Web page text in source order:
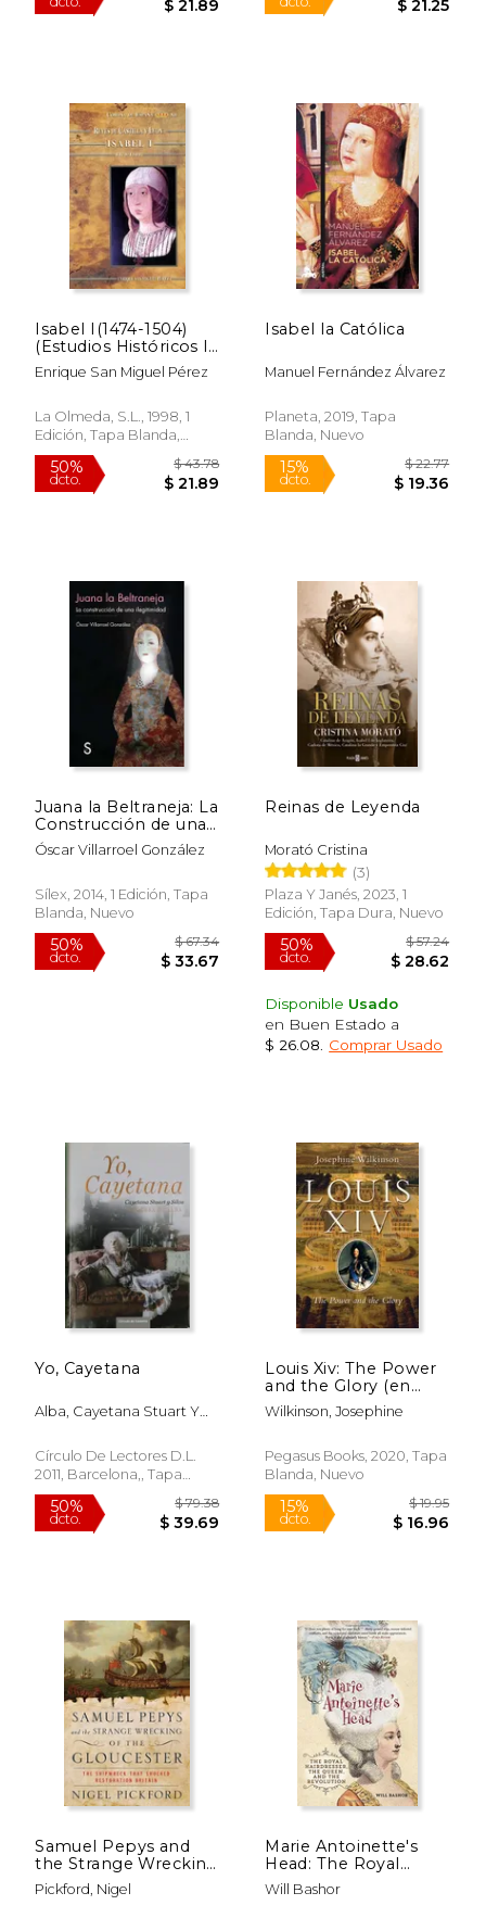
50%
dcto.
50%
dcto.
50% $ 43.78 15%
dcto.
Isabel I(1474-1504)
(Estudios Históricos la
Olmeda)
Enrique San Miguel Pérez
La Olmeda, S.L., 1998, 1
Edición, Tapa Blanda,
Nuevo
50%
$ 21.89
Isabel la Católica
Manuel Fernández Álvarez
Planeta, 2019, Tapa
Blanda, Nuevo
15%
Juana la Beltraneja: La
Construcción de una
Ilegitimidad
Óscar Villarroel González
Sílex, 2014, 1 Edición, Tapa
Blanda, Nuevo
Reinas de Leyenda
Morató Cristina
(3)
Plaza Y Janés, 2023, 1
Edición, Tapa Dura, Nuevo
Disponible Usado
en Buen Estado a
$ 26.08
Comprar Usado
Yo, Cayetana
Alba, Cayetana Stuart Y
Círculo De Lectores D.L.
2011, Barcelona,, Tapa
Dura,Usado
Louis Xiv: The Power
and the Glory (en
Inglés)
Wilkinson, Josephine
Pegasus Books, 2020, Tapa
Blanda, Nuevo
Samuel Pepys and
the Strange Wrecking
of the Gloucester:
The Shipwreck That
Pickford, Nigel
Marie Antoinette's
Head: The Royal
Hairdresser, The
Queen, And The
Will Bashor